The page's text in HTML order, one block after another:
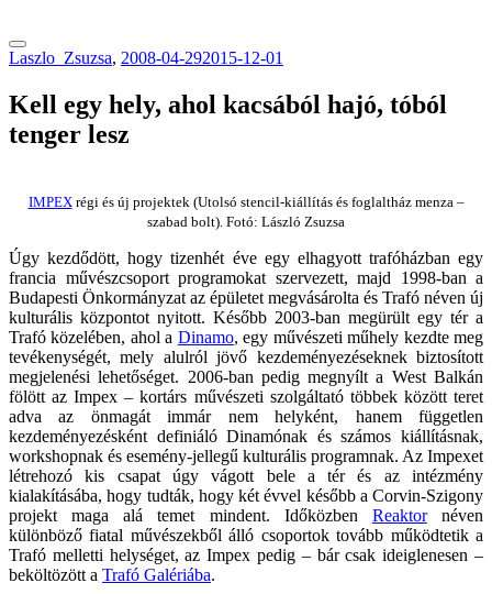
Laszlo_Zsuzsa, 2008-04-292015-12-01
Kell egy hely, ahol kacsából hajó, tóból
tenger lesz
IMPEXrégi és új projektek (Utolsó stencil-kiállítás és foglaltház menza –
szabad bolt). Fotó: László Zsuzsa
Úgy kezdődött, hogy tizenhét éve egy elhagyott trafóházban egy
francia művészcsoport programokat szervezett, majd 1998-ban a
Budapesti Önkormányzat az épületet megvásárolta és Trafó néven új
kulturális központot nyitott. Később 2003-ban megürült egy tér a
Trafó közelében, ahol a Dinamo, egy művészeti műhely kezdte meg
tevékenységét, mely alulról jövő kezdeményezéseknek biztosított
megjelenési lehetőséget. 2006-ban pedig megnyílt a West Balkán
fölött az Impex – kortárs művészeti szolgáltató többek között teret
adva az önmagát immár nem helyként, hanem független
kezdeményezésként definiáló Dinamónak és számos kiállításnak,
workshopnak és esemény-jellegű kulturális programnak. Az Impexet
létrehozó kis csapat úgy vágott bele a tér és az intézmény
kialakításába, hogy tudták, hogy két évvel később a Corvin-Szigony
projekt maga alá temet mindent. Időközben Reaktornéven
különböző fiatal művészekből álló csoportok tovább működtetik a
Trafó melletti helységet, az Impex pedig – bár csak ideiglenesen –
beköltözött a Trafó Galériába.